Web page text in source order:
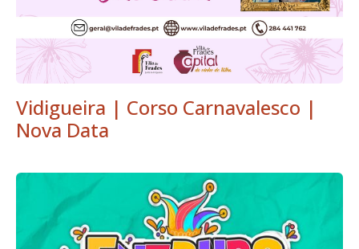
Vidigueira | Corso Carnavalesco |
Nova Data